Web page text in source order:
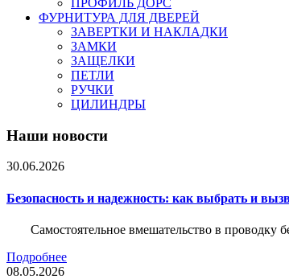
ПРОФИЛЬ ДОРС
ФУРНИТУРА ДЛЯ ДВЕРЕЙ
ЗАВЕРТКИ И НАКЛАДКИ
ЗАМКИ
ЗАЩЕЛКИ
ПЕТЛИ
РУЧКИ
ЦИЛИНДРЫ
Наши новости
30.06.2026
Безопасность и надежность: как выбрать и
Самостоятельное вмешательство в проводку
Подробнее
08.05.2026